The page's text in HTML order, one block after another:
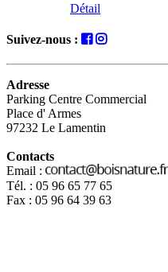
Détail
Suivez-nous :
Adresse
Parking Centre Commercial
Place d' Armes
97232 Le Lamentin
Contacts
Email :
Tél. : 05 96 65 77 65
Fax : 05 96 64 39 63